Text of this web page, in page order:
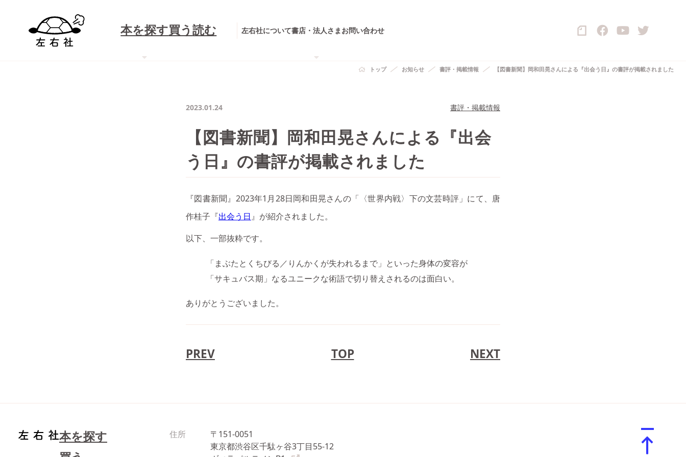
本を探す買う読む 左右社について書店・法人さまお問い合わせ
トップ お知らせ 書評・掲載情報 【図書新聞】岡和田晃さんによる『出会う日』の書評が掲載されました
2023.01.24 書評・掲載情報
【図書新聞】岡和田晃さんによる『出会
う日』の書評が掲載されました
『図書新聞』2023年1月28日岡和田晃さんの「〈世界内戦〉下の文芸時評」にて、唐
作桂子『出会う日』が紹介されました。
以下、一部抜粋です。
「まぶたとくちびる／りんかくが失われるまで」といった身体の変容が
「サキュバス期」なるユニークな術語で切り替えされるのは面白い。
ありがとうございました。
PREV TOP NEXT
本を探す
住所
〒151-0051
東京都渋谷区千駄ヶ谷3丁目55-12